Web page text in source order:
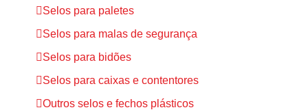
Selos para paletes
Selos para malas de segurança
Selos para bidões
Selos para caixas e contentores
Outros selos e fechos plásticos